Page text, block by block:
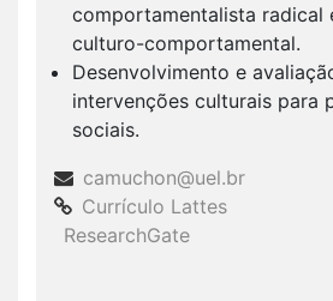
comportamentalista radical
culturo-comportamental.
Desenvolvimento e
intervenções culturais para
sociais.
camuchon@uel.br
Currículo Lattes
ResearchGate